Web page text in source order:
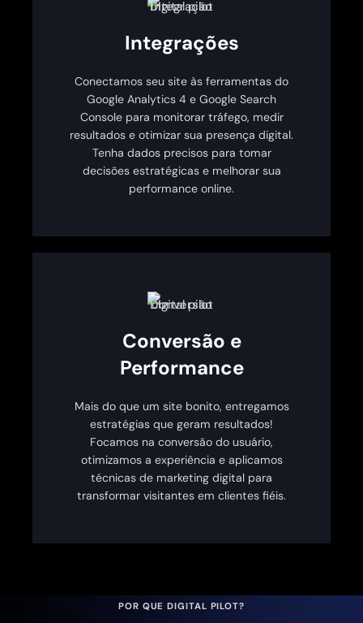
Integrações
Conectamos seu site às ferramentas do
Google Analytics 4 e Google Search
Console para monitorar tráfego, medir
resultados e otimizar sua presença digital.
Tenha dados precisos para tomar
decisões estratégicas e melhorar sua
performance online.
Conversão e
Performance
Mais do que um site bonito, entregamos
estratégias que geram resultados!
Focamos na conversão do usuário,
otimizamos a experiência e aplicamos
técnicas de marketing digital para
transformar visitantes em clientes fiéis.
POR QUE DIGITAL PILOT?